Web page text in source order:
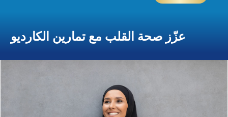
عزّز صحة القلب مع تمارين الكارديو